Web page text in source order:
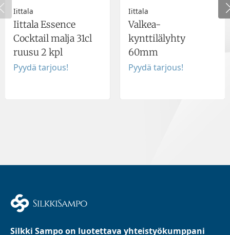
Iittala
Iittala Essence
Cocktail malja 31cl
ruusu 2 kpl
Pyydä tarjous!
Iittala
Valkea-
kynttilälyhty
60mm
Pyydä tarjous!
Silkki Sampo on luotettava yhteistyökumppani